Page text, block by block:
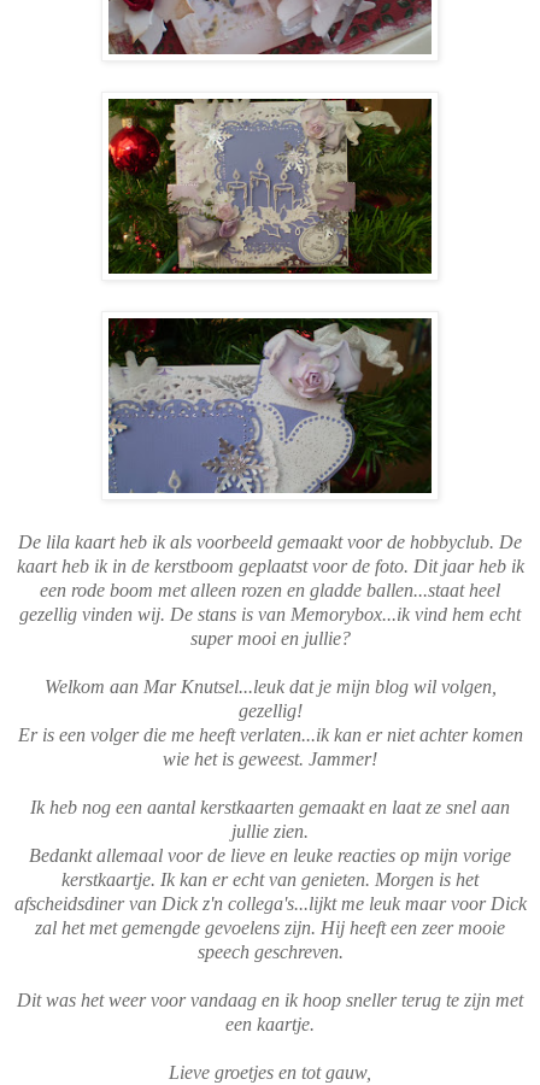
De lila kaart heb ik als voorbeeld gemaakt voor de hobbyclub. De
kaart heb ik in de kerstboom geplaatst voor de foto. Dit jaar heb ik
een rode boom met alleen rozen en gladde ballen...staat heel
gezellig vinden wij. De stans is van Memorybox...ik vind hem echt
super mooi en jullie?
Welkom aan Mar Knutsel...leuk dat je mijn blog wil volgen,
gezellig!
Er is een volger die me heeft verlaten...ik kan er niet achter komen
wie het is geweest. Jammer!
Ik heb nog een aantal kerstkaarten gemaakt en laat ze snel aan
jullie zien.
Bedankt allemaal voor de lieve en leuke reacties op mijn vorige
kerstkaartje. Ik kan er echt van genieten. Morgen is het
afscheidsdiner van Dick z'n collega's...lijkt me leuk maar voor Dick
zal het met gemengde gevoelens zijn. Hij heeft een zeer mooie
speech geschreven.
Dit was het weer voor vandaag en ik hoop sneller terug te zijn met
een kaartje.
Lieve groetjes en tot gauw,